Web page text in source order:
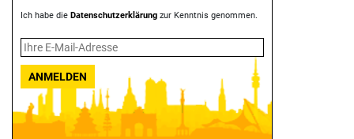
Ich habe die Datenschutzerklärung zur Kenntnis genommen.
ANMELDEN